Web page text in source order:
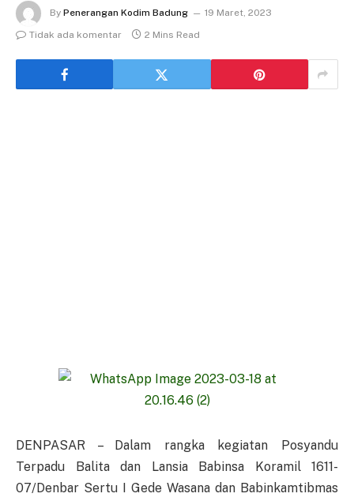
By Penerangan Kodim Badung
19 Maret, 2023
Tidak ada komentar
2 Mins Read
DENPASAR – Dalam rangka kegiatan Posyandu
Terpadu Balita dan Lansia Babinsa Koramil 1611-
07/Denbar Sertu I Gede Wasana dan Babinkamtibmas